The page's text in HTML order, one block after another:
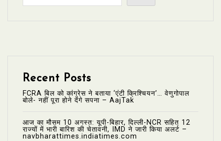
Recent Posts
FCRA बिल को कांग्रेस ने बताया ‘एंटी क्रिश्चियन’… वेणुगोपाल
बोले- नहीं पूरा होने देंगे सपना – AajTak
आज का मौसम 10 अगस्त: यूपी-बिहार, दिल्ली-NCR सहित 12
राज्यों में भारी बारिश की चेतावनी, IMD ने जारी किया अलर्ट –
navbharattimes.indiatimes.com